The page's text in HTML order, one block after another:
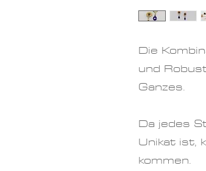
Die
und
Ganzes.
Da jedes
Unikat ist,
kommen.